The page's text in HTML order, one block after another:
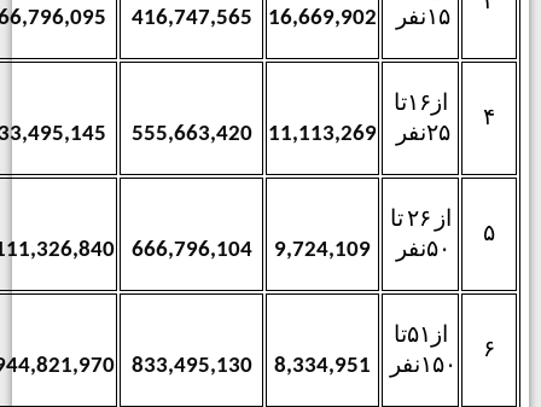
نفر 16,669,902
416,747,565
666,796,095
۱۶ تا
نفر 11,113,269
555,663,420
833,495,145
۲۶ تا
نفر 9,724,109
666,796,104
1,111,326,840
۵۱ تا
۱۵۰نفر 8,334,951
833,495,130
1,944,821,970